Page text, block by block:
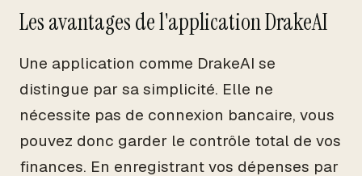
Les avantages de l'application DrakeAI
Une application comme DrakeAI se
distingue par sa simplicité. Elle ne
nécessite pas de connexion bancaire, vous
pouvez donc garder le contrôle total de vos
finances. En enregistrant vos dépenses par